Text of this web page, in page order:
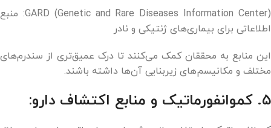
GARD (Genetic and Rare Diseases Information Center): منبع
اطلاعاتی برای بیماری‌های ژنتیکی و نادر
این منابع به محققان کمک می‌کنند تا درک عمیق‌تری از سندرم‌های
مختلف و مکانیسم‌های زیربنایی آن‌ها داشته باشند.
۵. کموانفورماتیک و منابع اکتشاف دارو: